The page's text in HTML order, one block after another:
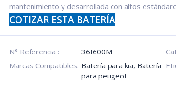
mantenimiento y desarrollada con altos
COTIZAR ESTA BATERÍA
N° Referencia : 36I600M
Marcas Compatibles: Batería para kia, Batería
para peugeot